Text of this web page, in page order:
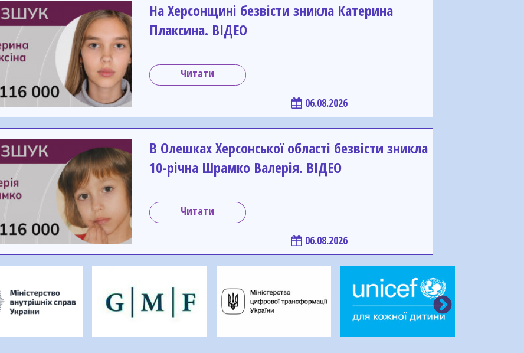
На Херсонщині безвісти зникла Катерина
Плаксина. ВІДЕО
Читати
06.08.2026
В Олешках Херсонської області безвісти зникла
10-річна Шрамко Валерія. ВІДЕО
Читати
06.08.2026